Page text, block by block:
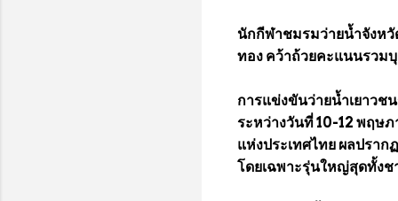
นักกีฬาชมรมว่ายน้ำจังหวั
ทอง คว้าถ้วยคะแนนรวม
การแข่งขันว่ายน้ำเยาวช
ระหว่างวันที่ 10-12 พฤษ
แห่งประเทศไทย ผลปรา
โดยเฉพาะรุ่นใหญ่สุดทั้ง